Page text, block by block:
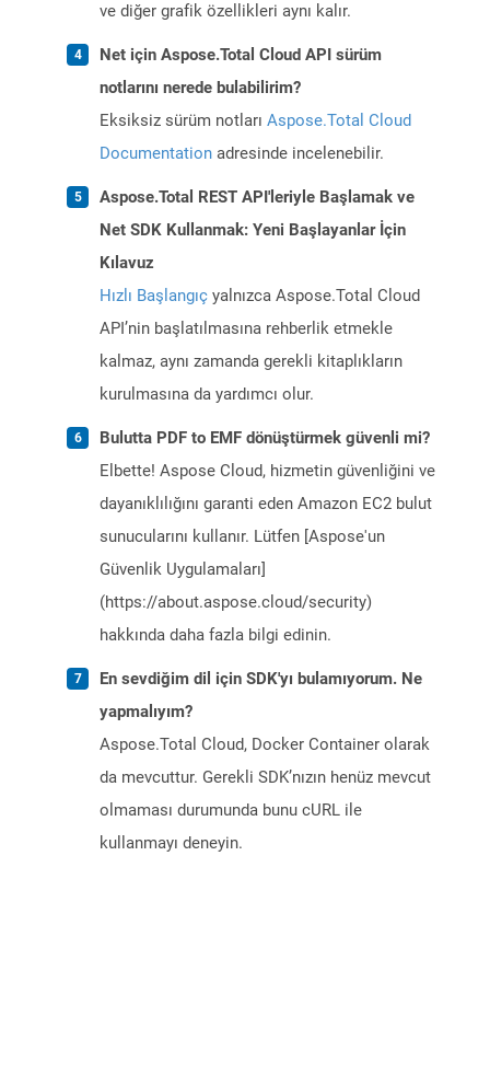
ve diğer grafik özellikleri aynı kalır.
Net için Aspose.Total Cloud API sürüm
notlarını nerede bulabilirim?
Eksiksiz sürüm notları Aspose.Total Cloud
Documentation adresinde incelenebilir.
Aspose.Total REST API'leriyle Başlamak ve
Net SDK Kullanmak: Yeni Başlayanlar İçin
Kılavuz
Hızlı Başlangıç yalnızca Aspose.Total Cloud
API’nin başlatılmasına rehberlik etmekle
kalmaz, aynı zamanda gerekli kitaplıkların
kurulmasına da yardımcı olur.
Bulutta PDF to EMF dönüştürmek güvenli mi?
Elbette! Aspose Cloud, hizmetin güvenliğini ve
dayanıklılığını garanti eden Amazon EC2 bulut
sunucularını kullanır. Lütfen [Aspose'un
Güvenlik Uygulamaları]
(https://about.aspose.cloud/security)
hakkında daha fazla bilgi edinin.
En sevdiğim dil için SDK'yı bulamıyorum. Ne
yapmalıyım?
Aspose.Total Cloud, Docker Container olarak
da mevcuttur. Gerekli SDK’nızın henüz mevcut
olmaması durumunda bunu cURL ile
kullanmayı deneyin.